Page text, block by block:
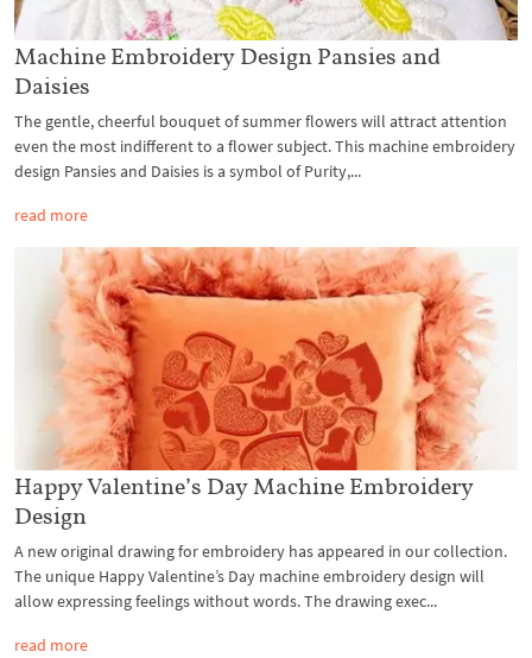
Machine Embroidery Design Pansies and
Daisies
The gentle, cheerful bouquet of summer flowers will attract attention
even the most indifferent to a flower subject. This machine embroidery
design Pansies and Daisies is a symbol of Purity,...
read more
Happy Valentine’s Day Machine Embroidery
Design
A new original drawing for embroidery has appeared in our collection.
The unique Happy Valentine’s Day machine embroidery design will
allow expressing feelings without words. The drawing exec...
read more